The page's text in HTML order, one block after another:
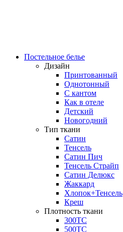
Постельное белье
Дизайн
Принтованный
Однотонный
С кантом
Как в отеле
Детский
Новогодний
Тип ткани
Сатин
Тенсель
Сатин Пич
Тенсель Страйп
Сатин Делюкс
Жаккард
Хлопок+Тенсель
Креш
Плотность ткани
300ТС
500ТС